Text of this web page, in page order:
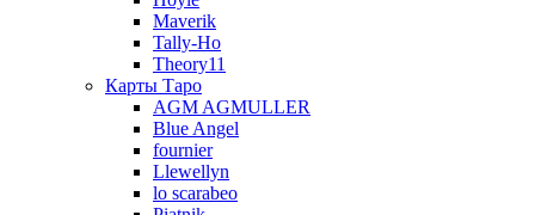
Maverik
Tally-Ho
Theory11
Карты Таро
AGM AGMULLER
Blue Angel
fournier
Llewellyn
lo scarabeo